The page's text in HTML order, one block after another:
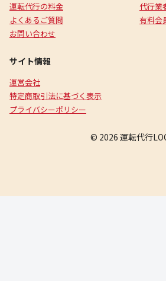
運転代行の料金
よくあるご質問
お問い合わせ
代行業
有料会
サイト情報
運営会社
特定商取引法に基づく表示
プライバシーポリシー
© 2026 運転代行